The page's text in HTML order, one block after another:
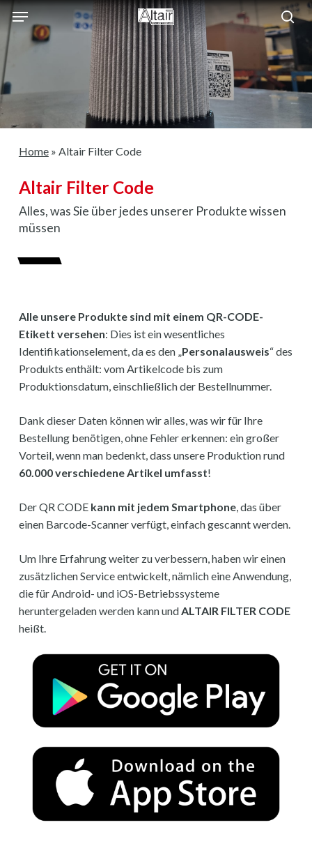
Skip
to
main
content
Menu
Home» Altair Filter Code
Altair Filter Code
Alles, was Sie über jedes unserer Produkte wissen
müssen
Alle unsere Produkte sind mit einem QR-CODE-
Etikett versehen: Dies ist ein wesentliches
Identifikationselement, da es den „Personalausweis“ des
Produkts enthält: vom Artikelcode bis zum
Produktionsdatum, einschließlich der Bestellnummer.
Dank dieser Daten können wir alles, was wir für Ihre
Bestellung benötigen, ohne Fehler erkennen: ein großer
Vorteil, wenn man bedenkt, dass unsere Produktion rund
60.000 verschiedene Artikel umfasst!
Der QR CODE kann mit jedem Smartphone, das über
einen Barcode-Scanner verfügt, einfach gescannt werden.
Um Ihre Erfahrung weiter zu verbessern, haben wir einen
zusätzlichen Service entwickelt, nämlich eine Anwendung,
die für Android- und iOS-Betriebssysteme
heruntergeladen werden kann undALTAIR FILTER CODE
heißt.